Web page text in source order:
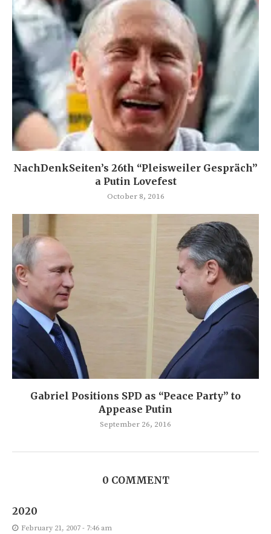
NachDenkSeiten’s 26th “Pleisweiler Gespräch”
a Putin Lovefest
October 8, 2016
Gabriel Positions SPD as “Peace Party” to
Appease Putin
September 26, 2016
0 COMMENT
2020
February 21, 2007 - 7:46 am